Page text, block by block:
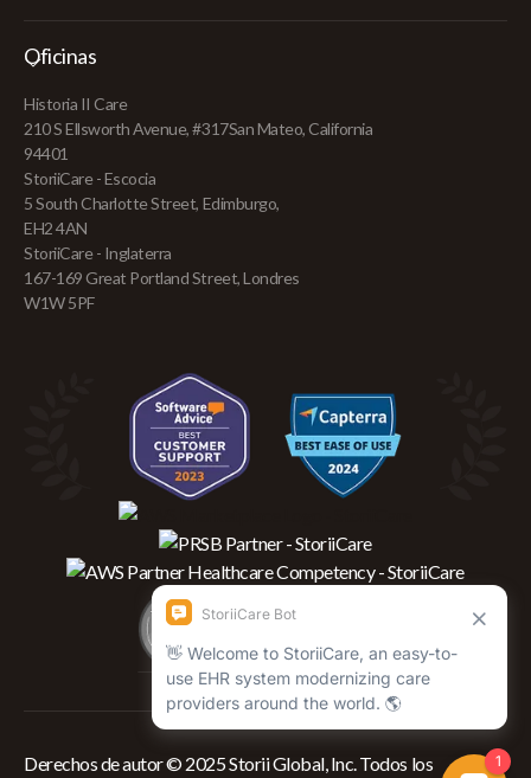
Oficinas
Historia II Care
210 S Ellsworth Avenue, #317San Mateo, California
94401
StoriiCare - Escocia
5 South Charlotte Street, Edimburgo,
EH2 4AN
StoriiCare - Inglaterra
167-169 Great Portland Street, Londres
W1W 5PF
Derechos de autor © 2025 Storii Global, Inc. Todos los